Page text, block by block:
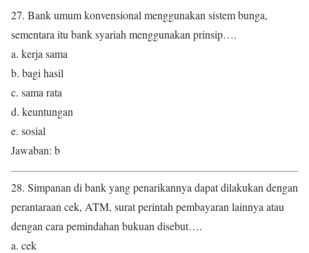
27. Bank umum konvensional menggunakan sistem bunga,
sementara itu bank syariah menggunakan prinsip….
a. kerja sama
b. bagi hasil
c. sama rata
d. keuntungan
e. sosial
Jawaban: b
28. Simpanan di bank yang penarikannya dapat dilakukan dengan
perantaraan cek, ATM, surat perintah pembayaran lainnya atau
dengan cara pemindahan bukuan disebut….
a. cek